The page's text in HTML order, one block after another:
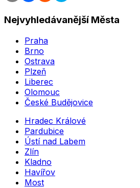
Nejvyhledávanější Města
Praha
Brno
Ostrava
Plzeň
Liberec
Olomouc
České Budějovice
Hradec Králové
Pardubice
Ústí nad Labem
Zlín
Kladno
Havířov
Most